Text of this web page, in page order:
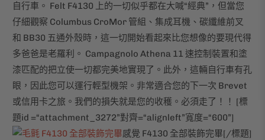
自行車。 Felt F4130 上的一切似乎都在大喊“經典”，但當您
仔細觀察 Columbus CroMor 管組、集成耳機、碳纖維前叉
和 BB30 五通外殼時，這一切開始看起來比您想像的要現代得
多爸爸是老羅利。 Campagnolo Athena 11 速控制裝置和塗
漆匹配的把立使一切都完美地實現了。此外，這輛自行車有孔
眼，因此您可以運行輕型機架。非常適合您的下一次 Brevet
或信用卡之旅。我們的損失就是您的收穫。必須走了！！ [標
題id =“attachment_3272”對齊=“alignleft”寬度=“600”]
感覺 F4130 全部裝飾完畢[/標題]